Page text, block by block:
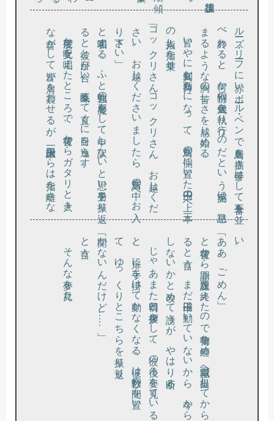
ルー
べ終
ま
。
皆い
や
に真剣
な面持
ち
に
な
っ
て
、鳥居
の側
に置
い
た十円玉
の上
へ三本
の人指し指
を乗
せ
、
「コ
ッ
ク
リ
さ
ん
コ
ッ
ク
リ
さ
ん
、
お越
し
く
だ
さ
い
。
お越
し
く
だ
さ
い
ま
し
た
ら
、鳥居
の中
へ
お入
り下
さ
い」
と唱和
す
る
。
ふ
と勉強
の邪魔
を
し
て申
し訳
な
い
と思
い男子
を振
り返
る
と彼
と目
が合
い
、気不味
く
て直
ぐ
に目
を逸
ら
す
。
幾度か呪文
を唱
え
た
と
こ
ろ
で
、背後
か
ら
ガ
タ
リ
と大
き
な音が
し
て皆
が肩
を震
わ
せ
る
が
、誰一人十円玉
か
ら
は指
を離
さ
な
い
。
「ああ、ごめん」
と背後
か
ら謝罪
。課題
を終
え
た
の
で荷物
を纏
め
、職員室
へ提出
し
て
か
ら帰
る
と言
う
。
ま
だ十円玉
は動
い
て
い
な
い
か
ら
、今
か
ら参加
し
な
い
か
と改
め
て誘
う
が
、
や
は
り断
る
。
じ
ゃ
あ
ま
た明日
と挨拶
を
し
て
、彼
の後
ろ姿
を見
て
い
る
と、扉
に手
を掛
け
て動
か
な
く
な
る
。彼
は数秒
の間
を置
い
て、
ゆ
っ
く
り
と
こ
ち
ら
を振
り返
り
、
「開かないんだけど……」
と言う。
そんな夢を見た。